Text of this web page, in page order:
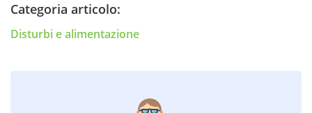
Categoria articolo:
Disturbi e alimentazione